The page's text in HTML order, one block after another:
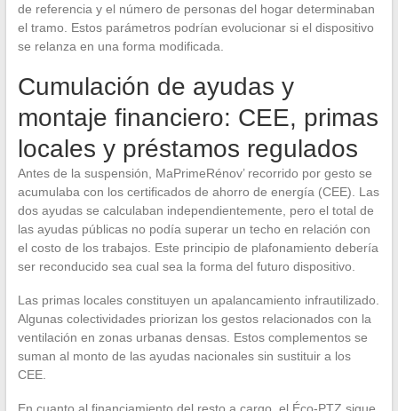
de referencia y el número de personas del hogar determinaban
el tramo. Estos parámetros podrían evolucionar si el dispositivo
se relanza en una forma modificada.
Cumulación de ayudas y
montaje financiero: CEE, primas
locales y préstamos regulados
Antes de la suspensión, MaPrimeRénov’ recorrido por gesto se
acumulaba con los certificados de ahorro de energía (CEE). Las
dos ayudas se calculaban independientemente, pero el total de
las ayudas públicas no podía superar un techo en relación con
el costo de los trabajos. Este principio de plafonamiento debería
ser reconducido sea cual sea la forma del futuro dispositivo.
Las primas locales constituyen un apalancamiento infrautilizado.
Algunas colectividades priorizan los gestos relacionados con la
ventilación en zonas urbanas densas. Estos complementos se
suman al monto de las ayudas nacionales sin sustituir a los
CEE.